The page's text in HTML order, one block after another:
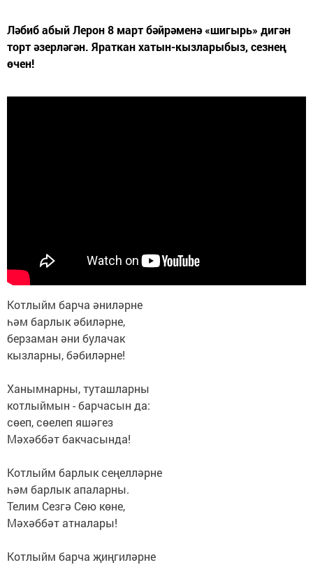
Ләбиб абый Лерон 8 март бәйрәменә «шигырь» дигән
торт әзерләгән. Яраткан хатын-кызларыбыз, сезнең
өчен!
Котлыйм барча әниләрне
һәм барлык әбиләрне,
берзаман әни булачак
кызларны, бәбиләрне!
Ханымнарны, туташларны
котлыймын - барчасын да:
сөеп, сөелеп яшәгез
Мәхәббәт бакчасында!
Котлыйм барлык сеңелләрне
һәм барлык апаларны.
Телим Сезгә Сөю көне,
Мәхәббәт атналары!
Котлыйм барча җиңгиләрне